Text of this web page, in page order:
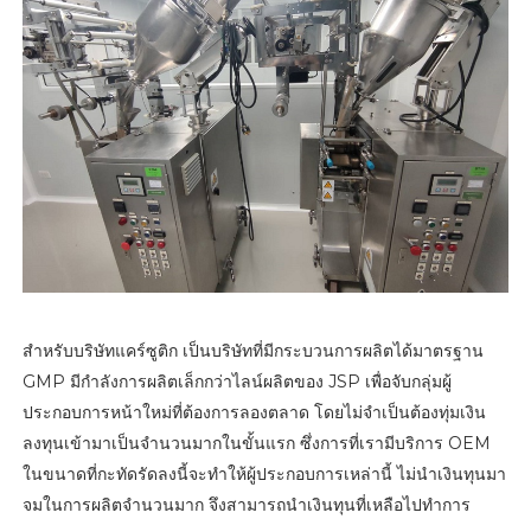
สำหรับบริษัทแคร์ซูติก เป็นบริษัทที่มีกระบวนการผลิตได้มาตรฐาน
GMP มีกำลังการผลิตเล็กกว่าไลน์ผลิตของ JSP เพื่อจับกลุ่มผู้
ประกอบการหน้าใหม่ที่ต้องการลองตลาด โดยไม่จำเป็นต้องทุ่มเงิน
ลงทุนเข้ามาเป็นจำนวนมากในขั้นแรก ซึ่งการที่เรามีบริการ OEM
ในขนาดที่กะทัดรัดลงนี้จะทำให้ผู้ประกอบการเหล่านี้ ไม่นำเงินทุนมา
จมในการผลิตจำนวนมาก จึงสามารถนำเงินทุนที่เหลือไปทำการ